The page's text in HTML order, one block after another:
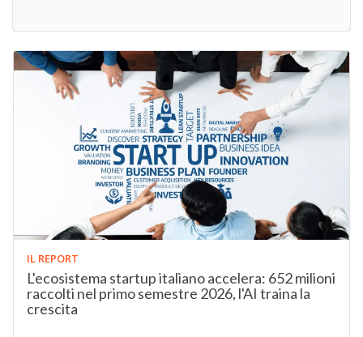
IL REPORT
L'ecosistema startup italiano accelera: 652 milioni
raccolti nel primo semestre 2026, l'AI traina la
crescita